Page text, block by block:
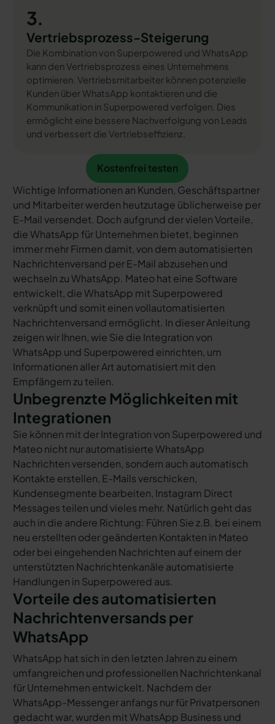
3.
Vertriebsprozess-Steigerung
Die Kombination von Superpowered und WhatsApp
kann den Vertriebsprozess eines Unternehmens
optimieren. Vertriebsmitarbeiter können potenzielle
Kunden über WhatsApp kontaktieren und die
Kommunikation in Superpowered verfolgen. Dies
ermöglicht eine bessere Nachverfolgung von Leads
und verbessert die Vertriebseffizienz.
Kostenfrei testen
Kostenfrei testen
Wichtige Informationen an Kunden, Geschäftspartner
und Mitarbeiter werden heutzutage üblicherweise per
E-Mail versendet. Doch aufgrund der vielen Vorteile,
die WhatsApp für Unternehmen bietet, beginnen
immer mehr Firmen damit, von dem automatisierten
Nachrichtenversand per E-Mail abzusehen und
wechseln zu WhatsApp. Mateo hat eine Software
entwickelt, die WhatsApp mit Superpowered
verknüpft und somit einen vollautomatisierten
Nachrichtenversand ermöglicht. In dieser Anleitung
zeigen wir Ihnen, wie Sie die Integration von
WhatsApp und Superpowered einrichten, um
Informationen aller Art automatisiert mit den
Empfängern zu teilen.
Unbegrenzte Möglichkeiten mit
Integrationen
Sie können mit der Integration von Superpowered und
Mateo nicht nur automatisierte WhatsApp
Nachrichten versenden, sondern auch automatisch
Kontakte erstellen, E-Mails verschicken,
Kundensegmente bearbeiten, Instagram Direct
Messages teilen und vieles mehr. Natürlich geht das
auch in die andere Richtung: Führen Sie z.B. bei einem
neu erstellten oder geänderten Kontakten in Mateo
oder bei eingehenden Nachrichten auf einem der
unterstützten Nachrichtenkanäle automatisierte
Handlungen in Superpowered aus.
Vorteile des automatisierten
Nachrichtenversands per
WhatsApp
WhatsApp hat sich in den letzten Jahren zu einem
umfangreichen und professionellen Nachrichtenkanal
für Unternehmen entwickelt. Nachdem der
WhatsApp-Messenger anfangs nur für Privatpersonen
gedacht war, wurden mit WhatsApp Business und